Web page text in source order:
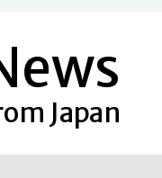
Français
Japan